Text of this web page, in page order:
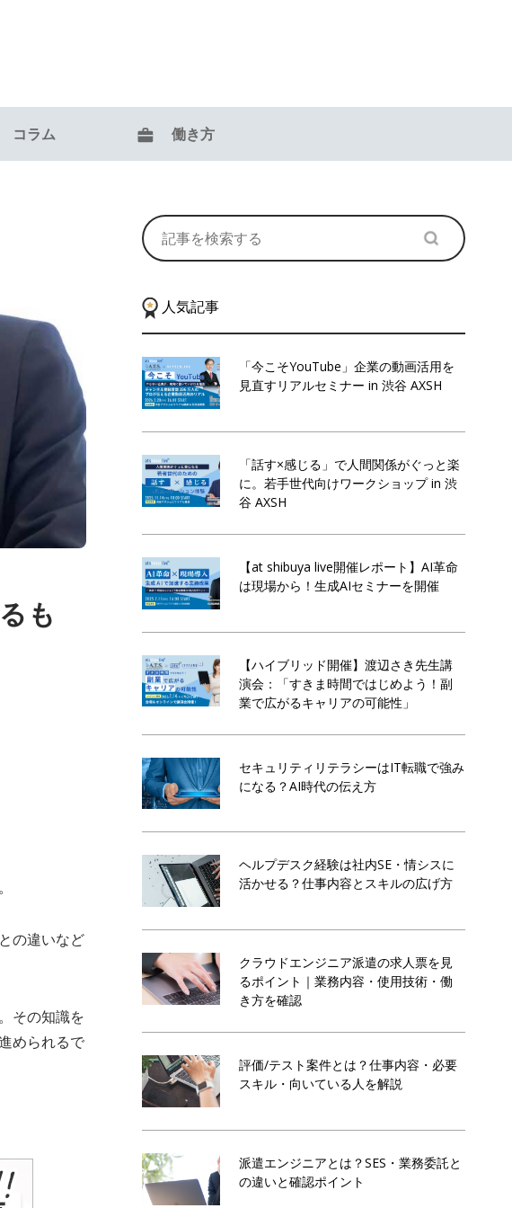
コラム 働き方
も
の違いなど
その知識を
められるで
人気記事
「今こそYouTube」企業の動画活用を
見直すリアルセミナー in 渋谷 AXSH
「話す×感じる」で人間関係がぐっと楽
に。若手世代向けワークショップ in 渋
谷 AXSH
【at shibuya live開催レポート】AI革命
は現場から！生成AIセミナーを開催
【ハイブリッド開催】渡辺さき先生講
演会：「すきま時間ではじめよう！副
業で広がるキャリアの可能性」
セキュリティリテラシーはIT転職で強み
になる？AI時代の伝え方
ヘルプデスク経験は社内SE・情シスに
活かせる？仕事内容とスキルの広げ方
クラウドエンジニア派遣の求人票を見
るポイント｜業務内容・使用技術・働
き方を確認
評価/テスト案件とは？仕事内容・必要
スキル・向いている人を解説
派遣エンジニアとは？SES・業務委託と
の違いと確認ポイント